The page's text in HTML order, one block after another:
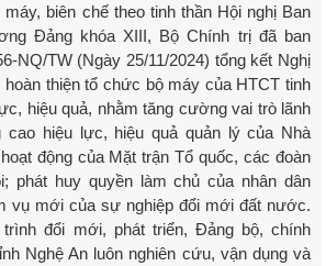
biên chế theo tinh thần Hội nghị Ban
Đảng khóa XIII, Bộ Chính trị đã ban
NQ/TW (Ngày 25/11/2024) tổng kết Nghị
thiện tổ chức bộ máy của HTCT tinh
hiệu quả, nhằm tăng cường vai trò lãnh
cao hiệu lực, hiệu quả quản lý của Nhà
động của Mặt trận Tổ quốc, các đoàn
phát huy quyền làm chủ của nhân dân
vụ mới của sự nghiệp đổi mới đất nước.
đổi mới, phát triển, Đảng bộ, chính
Nghệ An luôn nghiên cứu, vận dụng và